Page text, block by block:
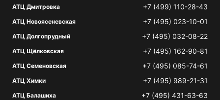
АТЦ Дмитровка +7 (499) 110-28-43
АТЦ Новоясеневская +7 (495) 023-10-01
АТЦ Долгопрудный +7 (495) 032-08-22
АТЦ Щёлковская +7 (495) 162-90-81
АТЦ Семеновская +7 (495) 085-74-61
АТЦ Химки +7 (495) 989-21-31
АТЦ Балашиха +7 (495) 431-63-63